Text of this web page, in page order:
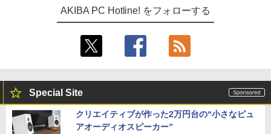
AKIBA PC Hotline! をフォローする
Special Site
クリエイティブが作った2万円台の“小さなピュ
アオーディオスピーカー”